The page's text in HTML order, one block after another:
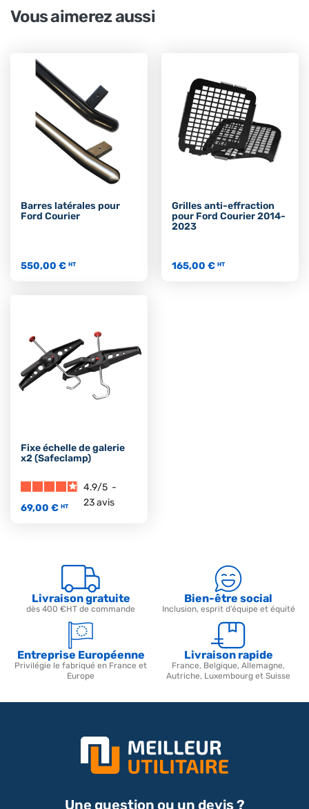
Vous aimerez aussi
Barres latérales pour
Ford Courier
550,00 € HT
Grilles anti-effraction
pour Ford Courier 2014-
2023
165,00 € HT
Fixe échelle de galerie
x2 (Safeclamp)
4.9/5 -
23avis
69,00 € HT
Livraison gratuite
dès 400 €HT de commande
Bien-être social
Inclusion, esprit d’équipe et équité
Entreprise Européenne
Privilégie le fabriqué en France et
Europe
Livraison rapide
France, Belgique, Allemagne,
Autriche, Luxembourg et Suisse
Une question ou un devis ?